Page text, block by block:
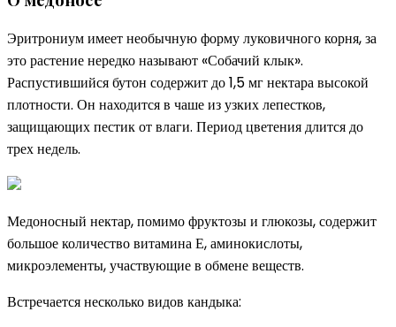
Эритрониум имеет необычную форму луковичного корня, за
это растение нередко называют «Собачий клык».
Распустившийся бутон содержит до 1,5 мг нектара высокой
плотности. Он находится в чаше из узких лепестков,
защищающих пестик от влаги. Период цветения длится до
трех недель.
Медоносный нектар, помимо фруктозы и глюкозы, содержит
большое количество витамина Е, аминокислоты,
микроэлементы, участвующие в обмене веществ.
Встречается несколько видов кандыка: